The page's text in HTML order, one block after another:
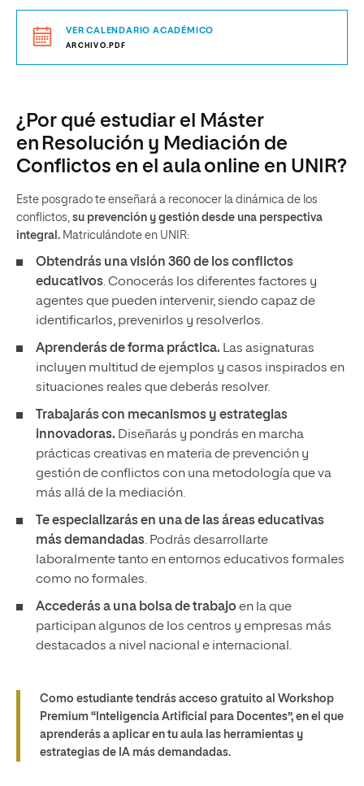
VER CALENDARIO ACADÉMICO
ARCHIVO.PDF
¿Por qué estudiar el Máster
en Resolución y Mediación de
Conflictos en el aula online en UNIR?
Este posgrado te enseñará a reconocer la dinámica de los
conflictos, su prevención y gestión desde una perspectiva
integral. Matriculándote en UNIR:
Obtendrás una visión 360 de los conflictos
educativos. Conocerás los diferentes factores y
agentes que pueden intervenir, siendo capaz de
identificarlos, prevenirlos y resolverlos.
Aprenderás de forma práctica. Las asignaturas
incluyen multitud de ejemplos y casos inspirados en
situaciones reales que deberás resolver.
Trabajarás con mecanismos y estrategias
innovadoras. Diseñarás y pondrás en marcha
prácticas creativas en materia de prevención y
gestión de conflictos con una metodología que va
más allá de la mediación.
Te especializarás en una de las áreas educativas
más demandadas. Podrás desarrollarte
laboralmente tanto en entornos educativos formales
como no formales.
Accederás a una bolsa de trabajoen la que
participan algunos de los centros y empresas más
destacados a nivel nacional e internacional.
Como estudiante tendrás acceso gratuito al Workshop
Premium “Inteligencia Artificial para Docentes”, en el que
aprenderás a aplicar en tu aula las herramientas y
estrategias de IA más demandadas.